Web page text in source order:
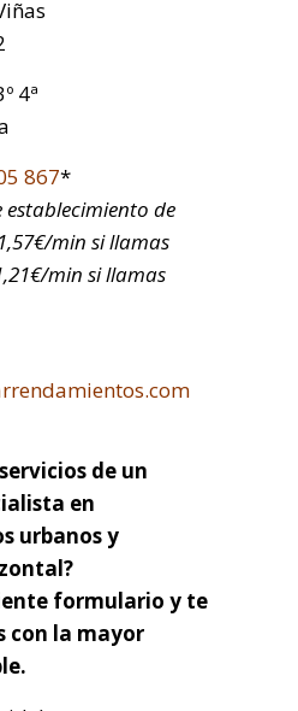
4ª
867*
establecimiento de
min si llamas
min si llamas
de un
en
urbanos y
formulario y te
con la mayor